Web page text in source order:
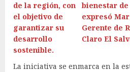
de la región, con
el objetivo de
garantizar su
desarrollo
sostenible.
bienestar
expresó
Gerente de
Claro El
La iniciativa se enmarca en la